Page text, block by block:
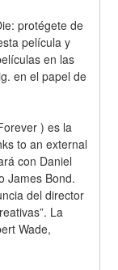
protégete de
película y
en las
en el papel de
) es la
to an external
con Daniel
James Bond.
del director
La
Wade,